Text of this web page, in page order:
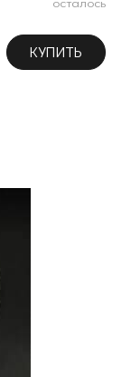
осталось
КУПИТЬ